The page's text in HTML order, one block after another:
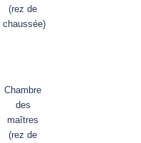
(rez de
chaussée)
Chambre
des
maîtres
(rez de